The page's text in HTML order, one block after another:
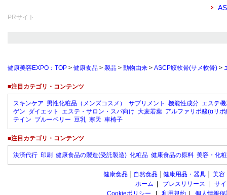
PRサイト
健康美容EXPO：TOP > 健康食品 > 製品 > 動物由来 > ASCP鮫軟骨(サメ軟骨) >
■注目カテゴリ・コンテンツ
スキンケア 男性化粧品（メンズコスメ） サプリメント 機能性成分 エステ
ゲン ダイエット エステ・サロン・スパ向け 大麦若葉 アルファリポ酸(αリポ
テイン ブルーベリー 豆乳 寒天 車椅子
■注目カテゴリ・コンテンツ
決済代行 印刷 健康食品の製造(受託製造) 化粧品 健康食品の原料 美容・化
健康食品 自然食品 健康用品・器具 美容
ホーム
プレスリリース
サ
Cookieポリシー
利用規約 個人情報